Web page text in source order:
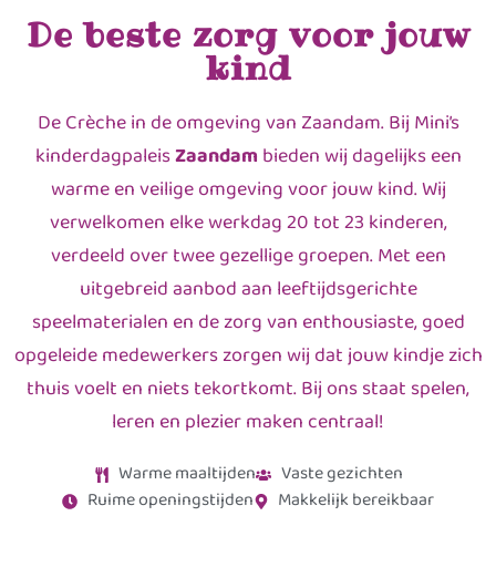
De beste zorg voor jouw
kind
De Crèche in de omgeving van Zaandam. Bij Mini’s
kinderdagpaleisZaandam bieden wij dagelijks een
warme en veilige omgeving voor jouw kind. Wij
verwelkomen elke werkdag 20 tot 23 kinderen,
verdeeld over twee gezellige groepen. Met een
uitgebreid aanbod aan leeftijdsgerichte
speelmaterialen en de zorg van enthousiaste, goed
opgeleide medewerkers zorgen wij dat jouw kindje zich
thuis voelt en niets tekortkomt. Bij ons staat spelen,
leren en plezier maken centraal!
Warme maaltijden
Vaste gezichten
Ruime openingstijden
Makkelijk bereikbaar